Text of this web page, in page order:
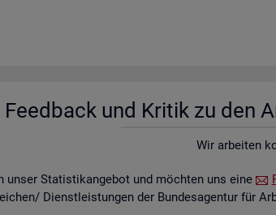
Feed­back und Kri­tik zu den
Wir ar­bei­ten
unser Sta­tis­tik­an­ge­bot und möch­ten uns eine
Dienst­leis­tun­gen der Bun­des­agen­tur für